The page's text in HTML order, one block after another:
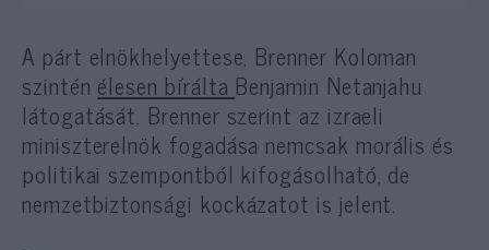
A párt elnökhelyettese, Brenner Koloman
szintén élesen bírálta Benjamin Netanjahu
látogatását. Brenner szerint az izraeli
miniszterelnök fogadása nemcsak morális és
politikai szempontból kifogásolható, de
nemzetbiztonsági kockázatot is jelent.